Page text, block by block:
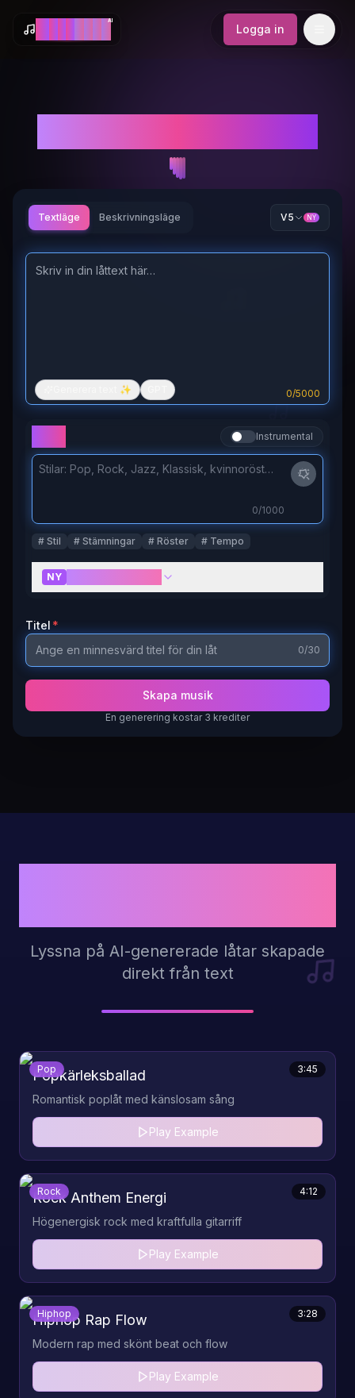
AI
Logga in
Textläge Beskrivningsläge V5 NY
Generera text ✨ 0/5000
Instrumental
0/1000
# Stil # Stämningar # Röster # Tempo
NY
Titel *
0/30
Skapa musik
En generering kostar 3 krediter
Lyssna på AI-genererade låtar skapade
direkt från text
Pop 3:45
Popkärleksballad
Romantisk poplåt med känslosam sång
Play Example
Rock 4:12
Rock Anthem Energi
Högenergisk rock med kraftfulla gitarriff
Play Example
Hiphop 3:28
Hiphop Rap Flow
Modern rap med skönt beat och flow
Play Example